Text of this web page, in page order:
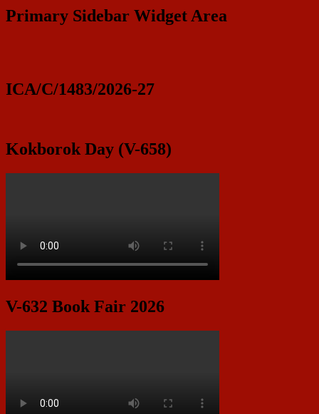
Primary Sidebar Widget Area
ICA/C/1483/2026-27
Kokborok Day (V-658)
V-632 Book Fair 2026